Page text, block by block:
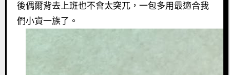
後偶爾背去上班也不會太突兀，一包多用最適合我
們小資一族了。